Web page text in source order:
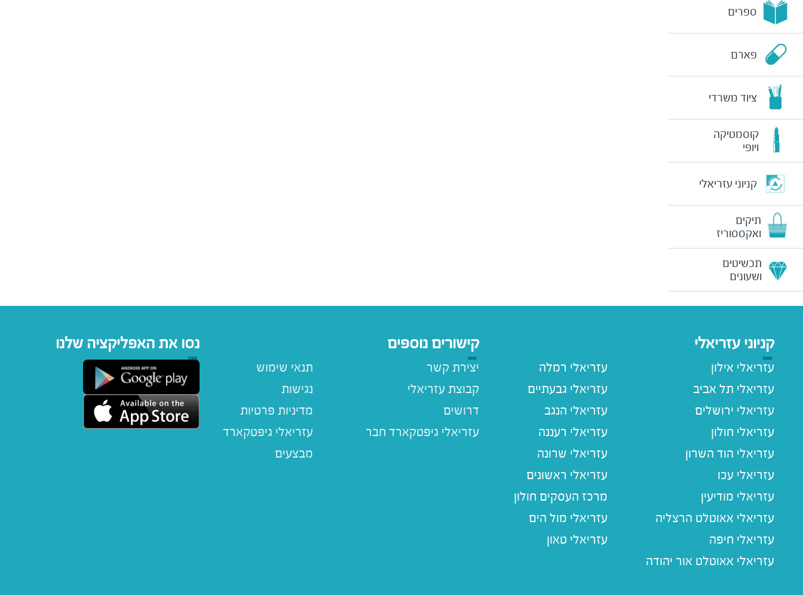
ספרים
פארם
ציוד משרדי
קוסמטיקה
ויופי
קניוני עזריאלי
תיקים
ואקססוריז
תכשיטים
ושעונים
קניוני עזריאלי
עזריאלי אילון
עזריאלי תל אביב
עזריאלי ירושלים
עזריאלי חולון
עזריאלי הוד השרון
עזריאלי עכו
עזריאלי מודיעין
עזריאלי אאוטלט הרצליה
עזריאלי חיפה
עזריאלי אאוטלט אור יהודה
עזריאלי רמלה
עזריאלי גבעתיים
עזריאלי הנגב
עזריאלי רעננה
עזריאלי שרונה
עזריאלי ראשונים
מרכז העסקים חולון
עזריאלי מול הים
עזריאלי טאון
קישורים נוספים
תנאי שימוש
נגישות
מדיניות פרטיות
עזריאלי גיפטקארד
מבצעים
יצירת קשר
קבוצת עזריאלי
דרושים
נסו את האפליקציה שלנו